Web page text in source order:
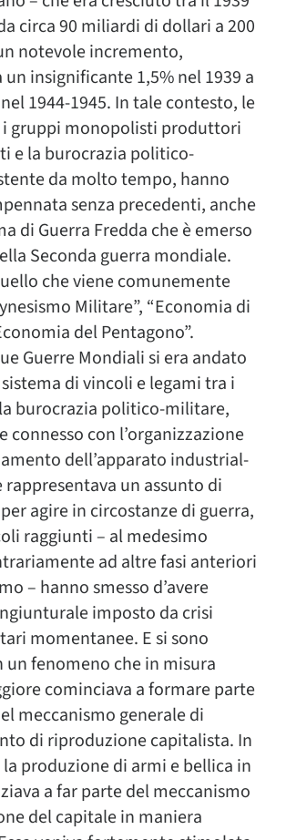
circa 90 miliardi di dollari a 200
notevole incremento,
un insignificante 1,5% nel 1939 a
1944-1945. In tale contesto, le
gruppi monopolisti produttori
e la burocrazia politico-
da molto tempo, hanno
senza precedenti, anche
di Guerra Fredda che è emerso
Seconda guerra mondiale.
che viene comunemente
Militare”, “Economia di
del Pentagono”.
Guerre Mondiali si era andato
di vincoli e legami tra i
burocrazia politico-militare,
con l’organizzazione
dell’apparato industrial-
un assunto di
agire in circostanze di guerra,
raggiunti – al medesimo
ad altre fasi anteriori
– hanno smesso d’avere
imposto da crisi
momentanee. E si sono
fenomeno che in misura
cominciava a formare parte
meccanismo generale di
di riproduzione capitalista. In
produzione di armi e bellica in
a far parte del meccanismo
del capitale in maniera